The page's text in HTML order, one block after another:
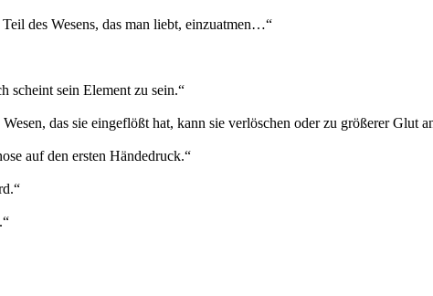
des Wesens, das man liebt, einzuatmen…“
scheint sein Element zu sein.“
das sie eingeflößt hat, kann sie verlöschen oder zu größerer Glut
auf den ersten Händedruck.“